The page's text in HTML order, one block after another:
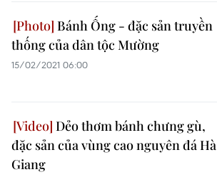
Bánh Ống - đặc sản truyền
thống của dân tộc Mường
15/02/2021 06:00
Dẻo thơm bánh chưng gù,
đặc sản của vùng cao nguyên đá Hà
Giang